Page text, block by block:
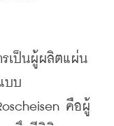
เป็นผู้ผลิตแผ่น
บบ
คือผู้